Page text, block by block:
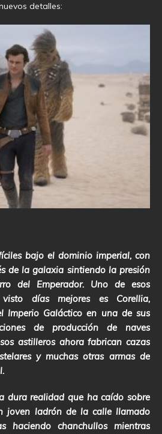
detalles:
bajo el dominio imperial, con
de la galaxia sintiendo la presión
del Emperador. Uno de esos
días mejores es Corellia,
Imperio Galáctico en una de sus
de producción de naves
astilleros ahora fabrican cazas
y muchas otras armas de
dura realidad que ha caído sobre
joven ladrón de la calle llamado
haciendo chanchullos mientras